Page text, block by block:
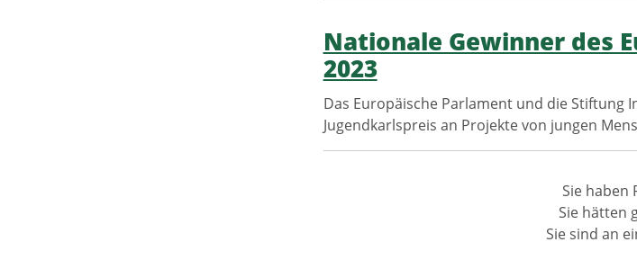
Nationale Gewinner des
2023
Das Europäische Parlament und die Stiftung
Jugendkarlspreis an Projekte von jungen
Sie haben
Sie hätten
Sie sind an